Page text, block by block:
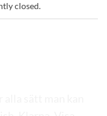
closed.